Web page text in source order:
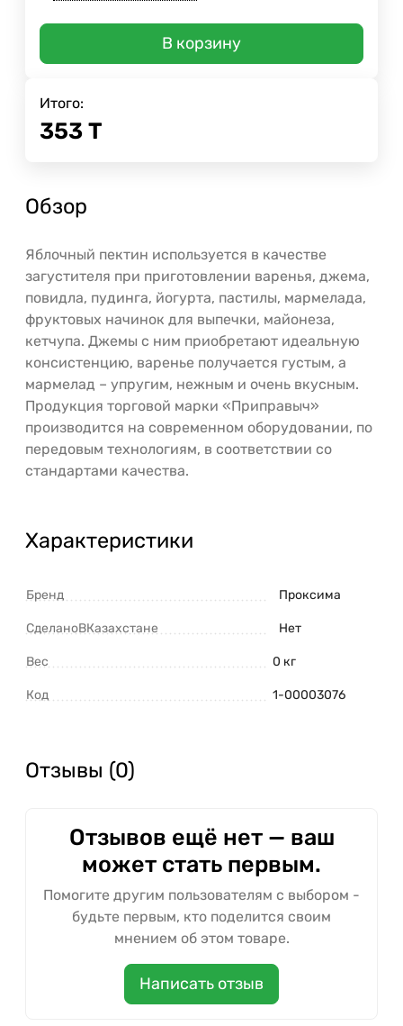
В корзину
Итого:
353 Т
Обзор
Яблочный пектин используется в качестве
загустителя при приготовлении варенья, джема,
повидла, пудинга, йогурта, пастилы, мармелада,
фруктовых начинок для выпечки, майонеза,
кетчупа. Джемы с ним приобретают идеальную
консистенцию, варенье получается густым, а
мармелад – упругим, нежным и очень вкусным.
Продукция торговой марки «Приправыч»
производится на современном оборудовании, по
передовым технологиям, в соответствии со
стандартами качества.
Характеристики
Бренд Проксима
СделаноВКазахстане Нет
Вес 0 кг
Код 1-00003076
Отзывы (0)
Отзывов ещё нет — ваш
может стать первым.
Помогите другим пользователям с выбором -
будьте первым, кто поделится своим
мнением об этом товаре.
Написать отзыв